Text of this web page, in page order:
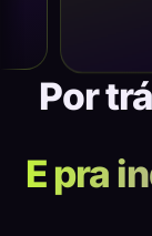
Por
E pra